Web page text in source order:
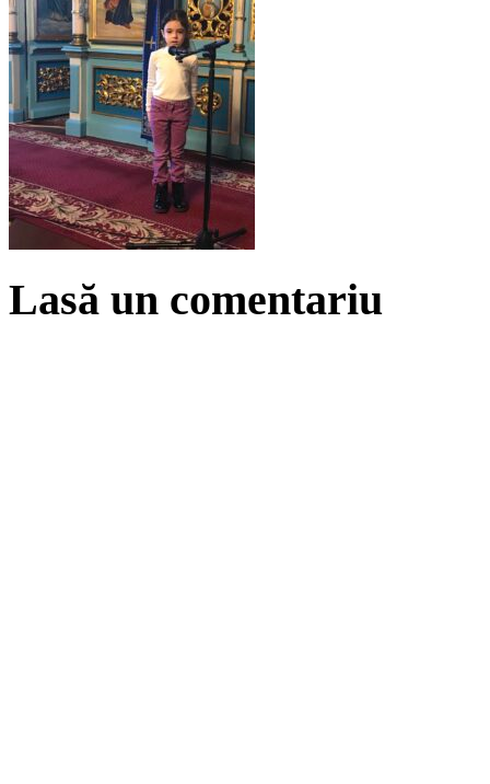
Lasă un comentariu